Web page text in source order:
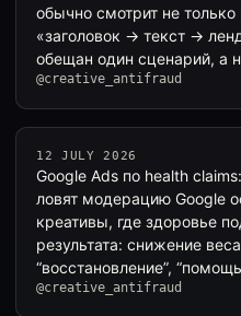
обычно смотрит не
«заголовок → текст →
обещан один сценарий, а
@creative_antifraud
12 JULY 2026
Google Ads по health
ловят модерацию Google
креативы, где здоровье
результата: снижение
“восстановление”,
@creative_antifraud